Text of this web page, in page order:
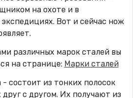
на охоте и в
Вот и сейчас нож
различных марок сталей вы
на странице: Марки сталей
- состоит из тонких полосок
с другом. Их получают из